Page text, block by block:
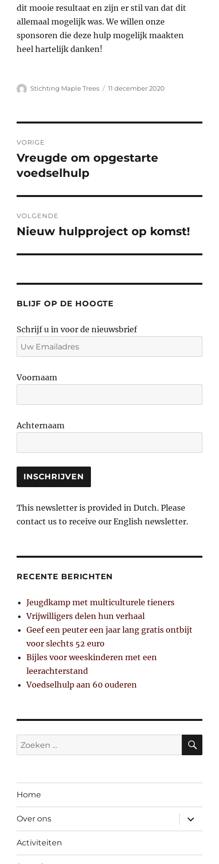
dit mooie resultaat en zijn er stil van dat dit
allemaal mogelijk was. We willen onze
sponsoren die deze hulp mogelijk maakten
heel hartelijk danken!
Auteur
Stichting Maple Trees
Geplaatst
11 december 2020
navigatie
VORIGE
Vorig
bericht:
Vreugde om opgestarte
voedselhulp
VOLGENDE
Volgend
Nieuw hulpproject op komst!
BLIJF OP DE HOOGTE
Schrijf u in voor de nieuwsbrief
Voornaam
Achternaam
This newsletter is provided in Dutch. Please
contact us to receive our English newsletter.
RECENTE BERICHTEN
Jeugdkamp met multiculturele tieners
Vrijwilligers delen hun verhaal
Geef een peuter een jaar lang gratis ontbijt
voor slechts 52 euro
Bijles voor weeskinderen met een
leerachterstand
Voedselhulp aan 60 ouderen
Zoeken
naar:
Home
Over ons
Activiteiten